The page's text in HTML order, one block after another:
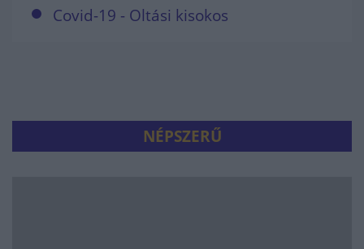
Covid-19 - Oltási kisokos
NÉPSZERŰ